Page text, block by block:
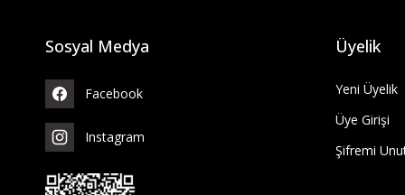
Sosyal Medya
Facebook
Instagram
Üyelik
Yeni Üyelik
Üye Girişi
Şifremi